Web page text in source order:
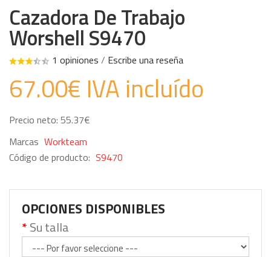
Cazadora De Trabajo
Worshell S9470
1 opiniones / Escribe una reseña
67.00€ IVA incluído
Precio neto: 55.37€
Marcas Workteam
Código de producto: S9470
OPCIONES DISPONIBLES
Su talla